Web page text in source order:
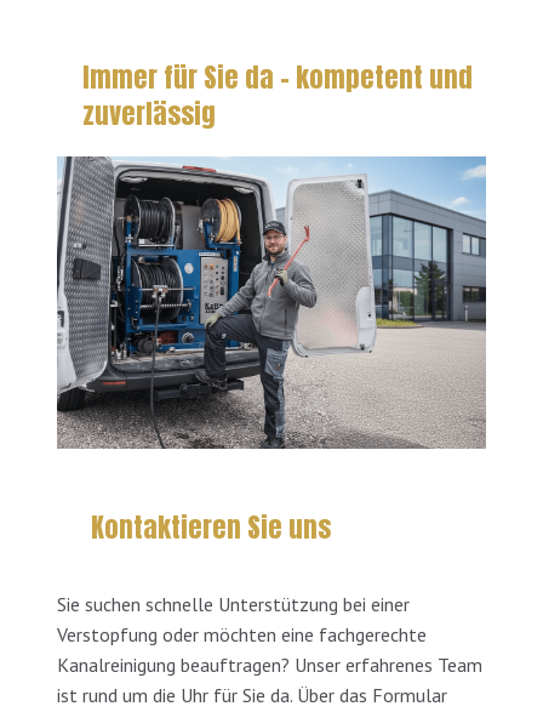
Immer für Sie da – kompetent und
zuverlässig
Kontaktieren Sie uns
Sie suchen schnelle Unterstützung bei einer
Verstopfung oder möchten eine fachgerechte
Kanalreinigung beauftragen? Unser erfahrenes Team
ist rund um die Uhr für Sie da. Über das Formular